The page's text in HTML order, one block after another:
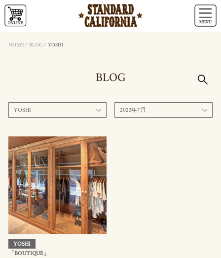
HOME/ BLOG / YOSHI
BLOG
YOSHI 2023年7月
YOSHI
「BOUTIQUE」